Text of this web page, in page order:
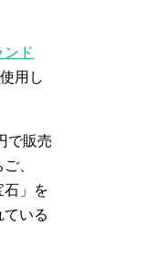
ンド
用し
で販売
、
石」を
ている